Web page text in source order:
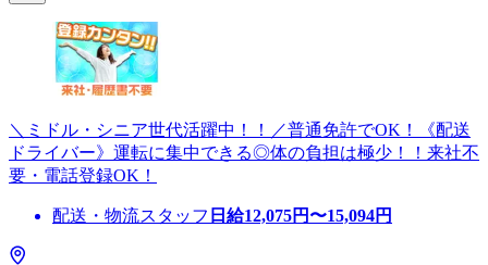
＼ミドル・シニア世代活躍中！！／普通免許でOK！《配送
ドライバー》運転に集中できる◎体の負担は極少！！来社不
要・電話登録OK！
配送・物流スタッフ 日給12,075円〜15,094円